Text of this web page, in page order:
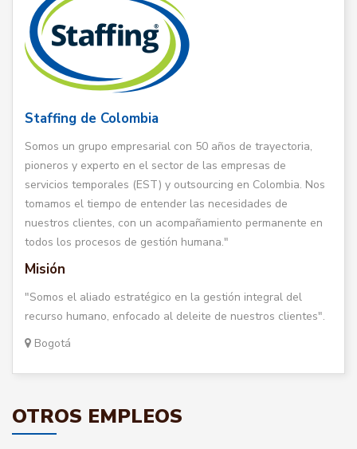
Staffing de Colombia
Somos un grupo empresarial con 50 años de trayectoria,
pioneros y experto en el sector de las empresas de
servicios temporales (EST) y outsourcing en Colombia. Nos
tomamos el tiempo de entender las necesidades de
nuestros clientes, con un acompañamiento permanente en
todos los procesos de gestión humana."
Misión
"Somos el aliado estratégico en la gestión integral del
recurso humano, enfocado al deleite de nuestros clientes".
Bogotá
OTROS EMPLEOS